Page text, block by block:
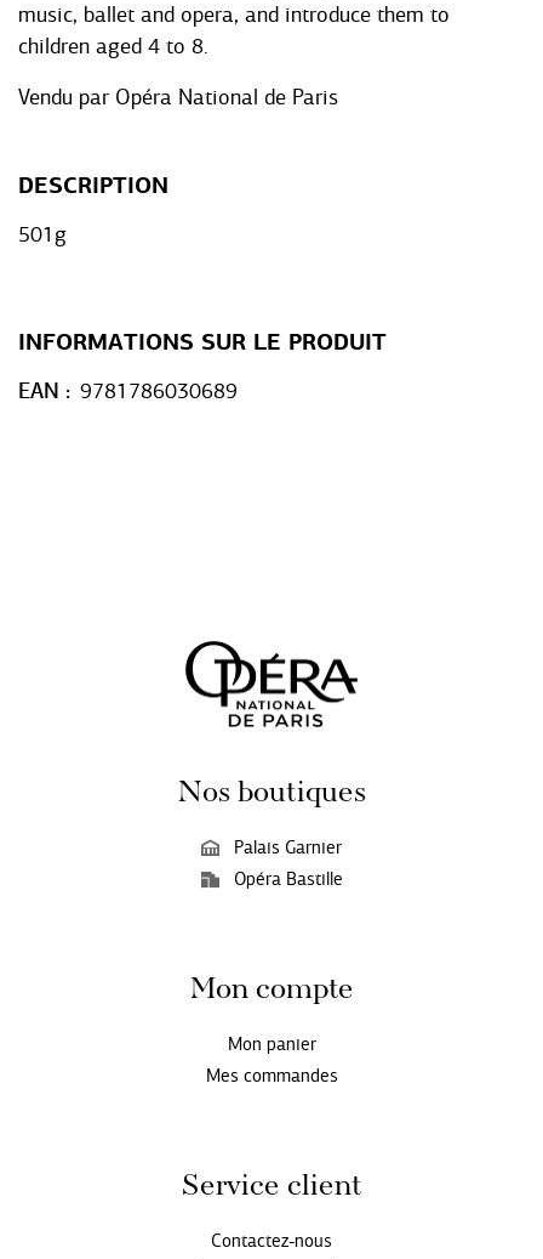
music, ballet and opera, and introduce them to
children aged 4 to 8.
Vendu par Opéra National de Paris
DESCRIPTION
501g
INFORMATIONS SUR LE PRODUIT
EAN 9781786030689
Nos boutiques
Palais Garnier
Opéra Bastille
Mon compte
Mon panier
Mes commandes
Service client
Contactez-nous